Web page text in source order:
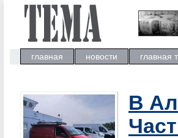
главная новости главная
В